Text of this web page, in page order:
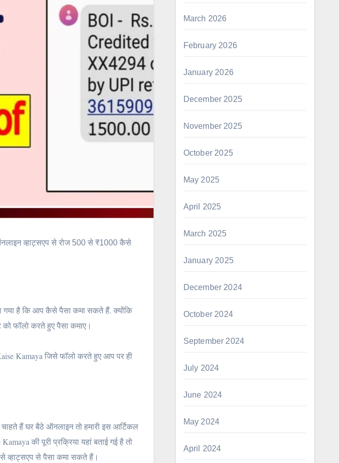
व्हाट्सएप से रोज 500 से ₹1000 कैसे
गया है कि आप कैसे पैसा कमा सकते हैं. क्योंकि
फॉलो करते हुए पैसा कमाए।
Kamaya जिसे फॉलो करते हुए आप पर ही
हैं घर बैठे ऑनलाइन तो हमारी इस आर्टिकल
की पूरी प्रक्रिया यहां बताई गई है तो
व्हाट्सएप से पैसा कमा सकते हैं।
March 2026
February 2026
January 2026
December 2025
November 2025
October 2025
May 2025
April 2025
March 2025
January 2025
December 2024
October 2024
September 2024
July 2024
June 2024
May 2024
April 2024